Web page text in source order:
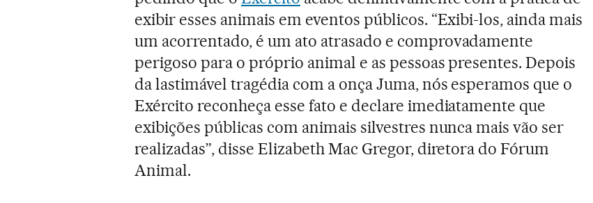
exibir esses animais em eventos públicos. “Exibi-los, ainda mais
um acorrentado, é um ato atrasado e comprovadamente
perigoso para o próprio animal e as pessoas presentes. Depois
da lastimável tragédia com a onça Juma, nós esperamos que o
Exército reconheça esse fato e declare imediatamente que
exibições públicas com animais silvestres nunca mais vão ser
realizadas”, disse Elizabeth Mac Gregor, diretora do Fórum
Animal.